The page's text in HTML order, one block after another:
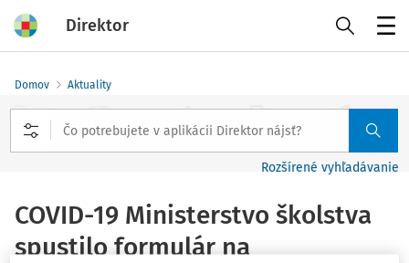
Direktor
Domov Aktuality
Rozšírené vyhľadávanie
COVID-19 Ministerstvo školstva
spustilo formulár na